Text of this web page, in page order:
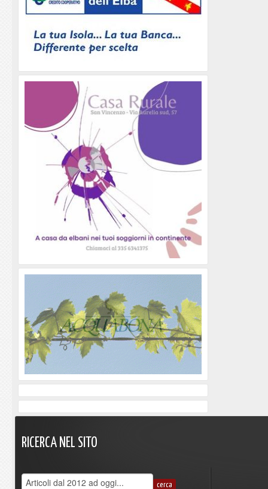
RICERCA NEL SITO